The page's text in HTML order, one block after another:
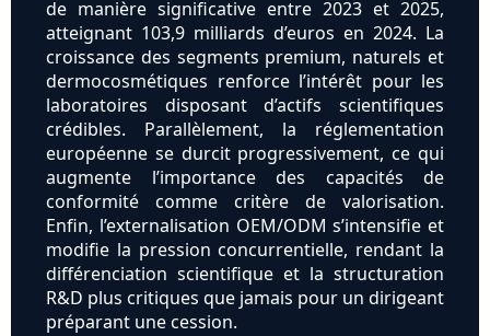
de manière significative entre 2023 et 2025,
atteignant 103,9 milliards d’euros en 2024. La
croissance des segments premium, naturels et
dermocosmétiques renforce l’intérêt pour les
laboratoires disposant d’actifs scientifiques
crédibles. Parallèlement, la réglementation
européenne se durcit progressivement, ce qui
augmente l’importance des capacités de
conformité comme critère de valorisation.
Enfin, l’externalisation OEM/ODM s’intensifie et
modifie la pression concurrentielle, rendant la
différenciation scientifique et la structuration
R&D plus critiques que jamais pour un dirigeant
préparant une cession.